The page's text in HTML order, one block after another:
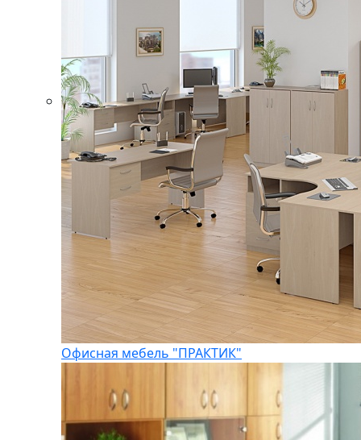
Офисная мебель "ПРАКТИК"